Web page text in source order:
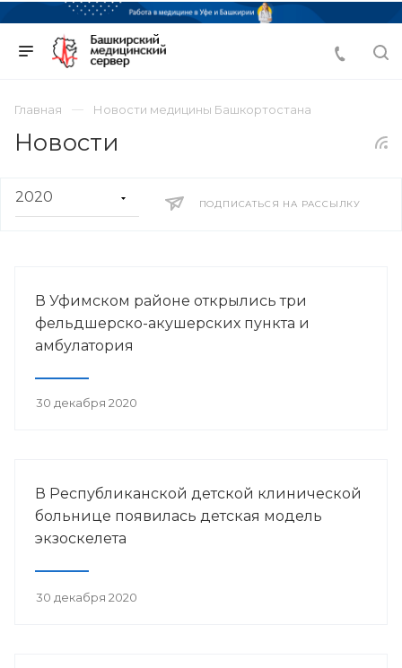
Главная Новости медицины Башкортостана
Новости
ПОДПИСАТЬСЯ НА РАССЫЛКУ
В Уфимском районе открылись три
фельдшерско-акушерских пункта и
амбулатория
30 декабря 2020
В Республиканской детской клинической
больнице появилась детская модель
экзоскелета
30 декабря 2020